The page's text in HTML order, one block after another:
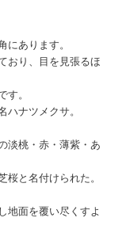
あります。
おり、目を見張るほ
。
ナツメクサ。
淡桃・赤・薄紫・あ
と名付けられた。
地面を覆い尽くすよ